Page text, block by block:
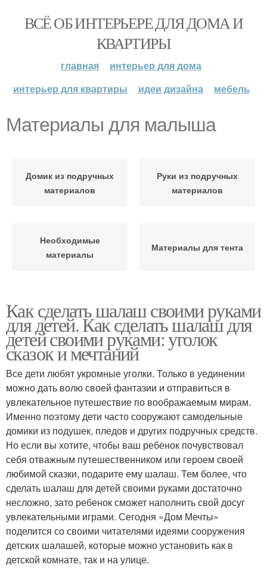
ВСЁ ОБ ИНТЕРЬЕРЕ ДЛЯ ДОМА И
КВАРТИРЫ
главная
интерьер для дома
интерьер для квартиры
идеи дизайна мебель
Материалы для малыша
Домик из подручных
материалов
Руки из подручных
материалов
Необходимые
материалы
Материалы для тента
Как сделать шалаш своими руками
для детей. Как сделать шалаш для
детей своими руками: уголок
сказок и мечтаний
Все дети любят укромные уголки. Только в уединении
можно дать волю своей фантазии и отправиться в
увлекательное путешествие по воображаемым мирам.
Именно поэтому дети часто сооружают самодельные
домики из подушек, пледов и других подручных средств.
Но если вы хотите, чтобы ваш ребенок почувствовал
себя отважным путешественником или героем своей
любимой сказки, подарите ему шалаш. Тем более, что
сделать шалаш для детей своими руками достаточно
несложно, зато ребенок сможет наполнить свой досуг
увлекательными играми. Сегодня «Дом Мечты»
поделится со своими читателями идеями сооружения
детских шалашей, которые можно установить как в
детской комнате, так и на улице.